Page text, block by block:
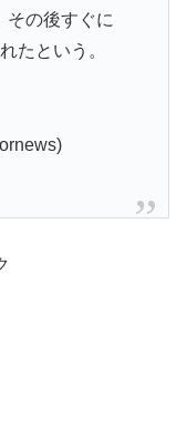
その後すぐに
たという。